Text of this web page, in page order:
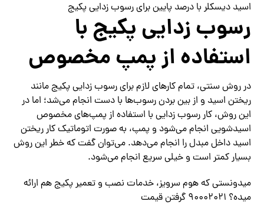
اسید دیسکلر با درصد پایین برای رسوب زدایی پکیج
رسوب زدایی پکیج با
استفاده از پمپ مخصوص
در روش سنتی، تمام کارهای لازم برای رسوب زدایی پکیج مانند
ریختن اسید و از بین بردن رسوب‌ها با دست انجام می‌شد؛ اما در
این روش، کار رسوب زدایی با استفاده از پمپ‌های مخصوص
اسیدشویی انجام می‌شود و پمپ، به صورت اتوماتیک کار ریختن
اسید داخل مبدل را انجام می‌دهد. می‌توان گفت که خطر این روش
بسیار کمتر است و خیلی سریع انجام می‌شود.
میدونستی که هوم سرویز، خدمات نصب و تعمیر پکیج هم ارائه
میده؟ ۹۰۰۰۲۰۲۱ گرفتن قیمت